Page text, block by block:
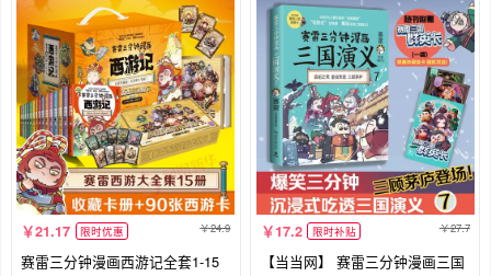
21.17 限时优惠 24.9
赛雷三分钟漫画西游记全套1-15
17.2 限时补贴 27.7
【当当网】 赛雷三分钟漫画三国